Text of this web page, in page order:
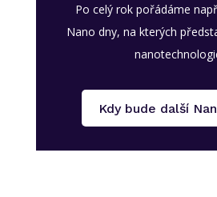
Po celý rok pořádáme
Nano dny, na kterých
Kdy bude další